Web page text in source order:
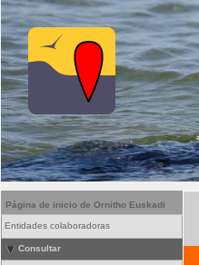
Página de inicio de Ornitho Euskadi
Entidades colaboradoras
Consultar